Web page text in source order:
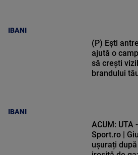
IBANI
IBANI
(P) Ești
ajută o
să crești
brandului
ACUM: UTA
Sport.ro |
ușurați